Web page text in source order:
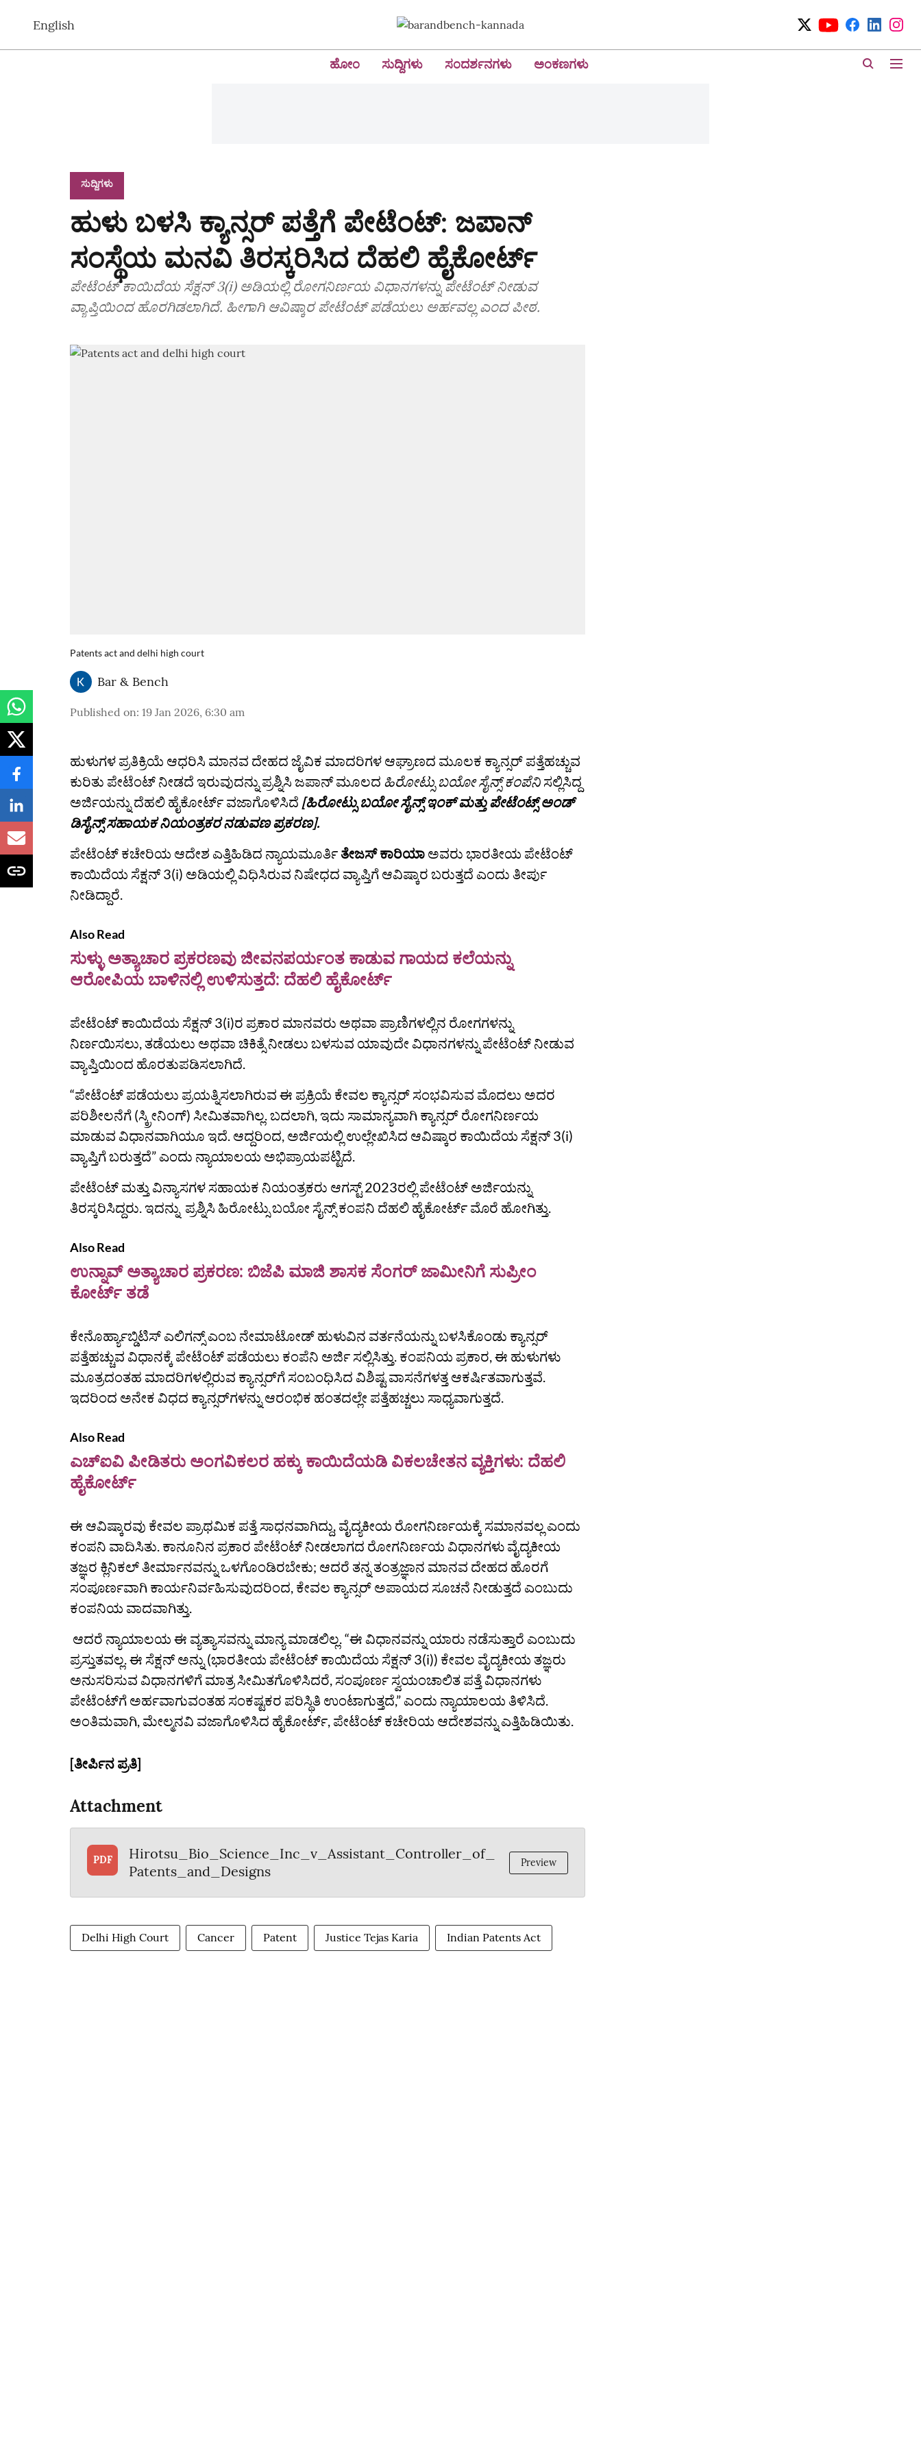
English
ಹೋಂ ಸುದ್ದಿಗಳು ಸಂದರ್ಶನಗಳು ಅಂಕಣಗಳು
ಸುದ್ದಿಗಳು
ಹುಳು ಬಳಸಿ ಕ್ಯಾನ್ಸರ್ ಪತ್ತೆಗೆ ಪೇಟೆಂಟ್: ಜಪಾನ್
ಸಂಸ್ಥೆಯ ಮನವಿ ತಿರಸ್ಕರಿಸಿದ ದೆಹಲಿ ಹೈಕೋರ್ಟ್
ಪೇಟೆಂಟ್ ಕಾಯಿದೆಯ ಸೆಕ್ಷನ್ 3(i) ಅಡಿಯಲ್ಲಿ ರೋಗನಿರ್ಣಯ ವಿಧಾನಗಳನ್ನು ಪೇಟೆಂಟ್ ನೀಡುವ
ವ್ಯಾಪ್ತಿಯಿಂದ ಹೊರಗಿಡಲಾಗಿದೆ. ಹೀಗಾಗಿ ಆವಿಷ್ಕಾರ ಪೇಟೆಂಟ್ ಪಡೆಯಲು ಅರ್ಹವಲ್ಲ ಎಂದ ಪೀಠ.
Patents act and delhi high court
Bar & Bench
Published on: 19 Jan 2026, 6:30 am
ಹುಳುಗಳ ಪ್ರತಿಕ್ರಿಯೆ ಆಧರಿಸಿ ಮಾನವ ದೇಹದ ಜೈವಿಕ ಮಾದರಿಗಳ ಆಘ್ರಾಣದ ಮೂಲಕ ಕ್ಯಾನ್ಸರ್ ಪತ್ತೆಹಚ್ಚುವ
ಕುರಿತು ಪೇಟೆಂಟ್ ನೀಡದೆ ಇರುವುದನ್ನು ಪ್ರಶ್ನಿಸಿ ಜಪಾನ್ ಮೂಲದ ಹಿರೋಟ್ಸು ಬಯೋ ಸೈನ್ಸ್ ಕಂಪೆನಿ ಸಲ್ಲಿಸಿದ್ದ
ಅರ್ಜಿಯನ್ನು ದೆಹಲಿ ಹೈಕೋರ್ಟ್‌ ವಜಾಗೊಳಿಸಿದೆ [ಹಿರೋಟ್ಸು ಬಯೋ ಸೈನ್ಸ್ ಇಂಕ್ ಮತ್ತು ಪೇಟೆಂಟ್ಸ್‌ ಅಂಡ್‌
ಡಿಸೈನ್ಸ್‌ ಸಹಾಯಕ ನಿಯಂತ್ರಕರ ನಡುವಣ ಪ್ರಕರಣ].
ಪೇಟೆಂಟ್ ಕಚೇರಿಯ ಆದೇಶ ಎತ್ತಿಹಿಡಿದ ನ್ಯಾಯಮೂರ್ತಿ ತೇಜಸ್ ಕಾರಿಯಾ ಅವರು ಭಾರತೀಯ ಪೇಟೆಂಟ್
ಕಾಯಿದೆಯ ಸೆಕ್ಷನ್ 3(i) ಅಡಿಯಲ್ಲಿ ವಿಧಿಸಿರುವ ನಿಷೇಧದ ವ್ಯಾಪ್ತಿಗೆ ಆವಿಷ್ಕಾರ ಬರುತ್ತದೆ ಎಂದು ತೀರ್ಪು
ನೀಡಿದ್ದಾರೆ.
Also Read
ಸುಳ್ಳು ಅತ್ಯಾಚಾರ ಪ್ರಕರಣವು ಜೀವನಪರ್ಯಂತ ಕಾಡುವ ಗಾಯದ ಕಲೆಯನ್ನು
ಆರೋಪಿಯ ಬಾಳಿನಲ್ಲಿ ಉಳಿಸುತ್ತದೆ: ದೆಹಲಿ ಹೈಕೋರ್ಟ್
ಪೇಟೆಂಟ್ ಕಾಯಿದೆಯ ಸೆಕ್ಷನ್ 3(i)ರ ಪ್ರಕಾರ ಮಾನವರು ಅಥವಾ ಪ್ರಾಣಿಗಳಲ್ಲಿನ ರೋಗಗಳನ್ನು
ನಿರ್ಣಯಿಸಲು, ತಡೆಯಲು ಅಥವಾ ಚಿಕಿತ್ಸೆ ನೀಡಲು ಬಳಸುವ ಯಾವುದೇ ವಿಧಾನಗಳನ್ನು ಪೇಟೆಂಟ್ ನೀಡುವ
ವ್ಯಾಪ್ತಿಯಿಂದ ಹೊರತುಪಡಿಸಲಾಗಿದೆ.
“ಪೇಟೆಂಟ್ ಪಡೆಯಲು ಪ್ರಯತ್ನಿಸಲಾಗಿರುವ ಈ ಪ್ರಕ್ರಿಯೆ ಕೇವಲ ಕ್ಯಾನ್ಸರ್ ಸಂಭವಿಸುವ ಮೊದಲು ಅದರ
ಪರಿಶೀಲನೆಗೆ (ಸ್ಕ್ರೀನಿಂಗ್) ಸೀಮಿತವಾಗಿಲ್ಲ. ಬದಲಾಗಿ, ಇದು ಸಾಮಾನ್ಯವಾಗಿ ಕ್ಯಾನ್ಸರ್ ರೋಗನಿರ್ಣಯ
ಮಾಡುವ ವಿಧಾನವಾಗಿಯೂ ಇದೆ. ಆದ್ದರಿಂದ, ಅರ್ಜಿಯಲ್ಲಿ ಉಲ್ಲೇಖಿಸಿದ ಆವಿಷ್ಕಾರ ಕಾಯಿದೆಯ ಸೆಕ್ಷನ್ 3(i)
ವ್ಯಾಪ್ತಿಗೆ ಬರುತ್ತದೆ” ಎಂದು ನ್ಯಾಯಾಲಯ ಅಭಿಪ್ರಾಯಪಟ್ಟಿದೆ.
ಪೇಟೆಂಟ್ ಮತ್ತು ವಿನ್ಯಾಸಗಳ ಸಹಾಯಕ ನಿಯಂತ್ರಕರು ಆಗಸ್ಟ್ 2023ರಲ್ಲಿ ಪೇಟೆಂಟ್ ಅರ್ಜಿಯನ್ನು
ತಿರಸ್ಕರಿಸಿದ್ದರು. ಇದನ್ನು ಪ್ರಶ್ನಿಸಿ ಹಿರೋಟ್ಸು ಬಯೋ ಸೈನ್ಸ್ ಕಂಪನಿ ದೆಹಲಿ ಹೈಕೋರ್ಟ್ ಮೊರೆ ಹೋಗಿತ್ತು.
Also Read
ಉನ್ನಾವ್ ಅತ್ಯಾಚಾರ ಪ್ರಕರಣ: ಬಿಜೆಪಿ ಮಾಜಿ ಶಾಸಕ ಸೆಂಗರ್ ಜಾಮೀನಿಗೆ ಸುಪ್ರೀಂ
ಕೋರ್ಟ್ ತಡೆ
ಕೇನೊರ್ಹ್ಯಾಬ್ಡಿಟಿಸ್ ಎಲಿಗನ್ಸ್‌ ಎಂಬ ನೇಮಾಟೋಡ್ ಹುಳುವಿನ ವರ್ತನೆಯನ್ನು ಬಳಸಿಕೊಂಡು ಕ್ಯಾನ್ಸರ್
ಪತ್ತೆಹಚ್ಚುವ ವಿಧಾನಕ್ಕೆ ಪೇಟೆಂಟ್‌ ಪಡೆಯಲು ಕಂಪೆನಿ ಅರ್ಜಿ ಸಲ್ಲಿಸಿತ್ತು. ಕಂಪನಿಯ ಪ್ರಕಾರ, ಈ ಹುಳುಗಳು
ಮೂತ್ರದಂತಹ ಮಾದರಿಗಳಲ್ಲಿರುವ ಕ್ಯಾನ್ಸರ್‌ಗೆ ಸಂಬಂಧಿಸಿದ ವಿಶಿಷ್ಟ ವಾಸನೆಗಳತ್ತ ಆಕರ್ಷಿತವಾಗುತ್ತವೆ.
ಇದರಿಂದ ಅನೇಕ ವಿಧದ ಕ್ಯಾನ್ಸರ್‌ಗಳನ್ನು ಆರಂಭಿಕ ಹಂತದಲ್ಲೇ ಪತ್ತೆಹಚ್ಚಲು ಸಾಧ್ಯವಾಗುತ್ತದೆ.
Also Read
ಎಚ್‌ಐವಿ ಪೀಡಿತರು ಅಂಗವಿಕಲರ ಹಕ್ಕು ಕಾಯಿದೆಯಡಿ ವಿಕಲಚೇತನ ವ್ಯಕ್ತಿಗಳು: ದೆಹಲಿ
ಹೈಕೋರ್ಟ್‌
ಈ ಆವಿಷ್ಕಾರವು ಕೇವಲ ಪ್ರಾಥಮಿಕ ಪತ್ತೆ ಸಾಧನವಾಗಿದ್ದು, ವೈದ್ಯಕೀಯ ರೋಗನಿರ್ಣಯಕ್ಕೆ ಸಮಾನವಲ್ಲ ಎಂದು
ಕಂಪನಿ ವಾದಿಸಿತು. ಕಾನೂನಿನ ಪ್ರಕಾರ ಪೇಟೆಂಟ್ ನೀಡಲಾಗದ ರೋಗನಿರ್ಣಯ ವಿಧಾನಗಳು ವೈದ್ಯಕೀಯ
ತಜ್ಞರ ಕ್ಲಿನಿಕಲ್ ತೀರ್ಮಾನವನ್ನು ಒಳಗೊಂಡಿರಬೇಕು; ಆದರೆ ತನ್ನ ತಂತ್ರಜ್ಞಾನ ಮಾನವ ದೇಹದ ಹೊರಗೆ
ಸಂಪೂರ್ಣವಾಗಿ ಕಾರ್ಯನಿರ್ವಹಿಸುವುದರಿಂದ, ಕೇವಲ ಕ್ಯಾನ್ಸರ್ ಅಪಾಯದ ಸೂಚನೆ ನೀಡುತ್ತದೆ ಎಂಬುದು
ಕಂಪನಿಯ ವಾದವಾಗಿತ್ತು.
ಆದರೆ ನ್ಯಾಯಾಲಯ ಈ ವ್ಯತ್ಯಾಸವನ್ನು ಮಾನ್ಯ ಮಾಡಲಿಲ್ಲ. “ಈ ವಿಧಾನವನ್ನು ಯಾರು ನಡೆಸುತ್ತಾರೆ ಎಂಬುದು
ಪ್ರಸ್ತುತವಲ್ಲ. ಈ ಸೆಕ್ಷನ್‌ ಅನ್ನು (ಭಾರತೀಯ ಪೇಟೆಂಟ್ ಕಾಯಿದೆಯ ಸೆಕ್ಷನ್ 3(i)) ಕೇವಲ ವೈದ್ಯಕೀಯ ತಜ್ಞರು
ಅನುಸರಿಸುವ ವಿಧಾನಗಳಿಗೆ ಮಾತ್ರ ಸೀಮಿತಗೊಳಿಸಿದರೆ, ಸಂಪೂರ್ಣ ಸ್ವಯಂಚಾಲಿತ ಪತ್ತೆ ವಿಧಾನಗಳು
ಪೇಟೆಂಟ್‌ಗೆ ಅರ್ಹವಾಗುವಂತಹ ಸಂಕಷ್ಟಕರ ಪರಿಸ್ಥಿತಿ ಉಂಟಾಗುತ್ತದೆ,” ಎಂದು ನ್ಯಾಯಾಲಯ ತಿಳಿಸಿದೆ.
ಅಂತಿಮವಾಗಿ, ಮೇಲ್ಮನವಿ ವಜಾಗೊಳಿಸಿದ ಹೈಕೋರ್ಟ್‌, ಪೇಟೆಂಟ್ ಕಚೇರಿಯ ಆದೇಶವನ್ನು ಎತ್ತಿಹಿಡಿಯಿತು.
[ತೀರ್ಪಿನ ಪ್ರತಿ]
Attachment
PDF
Hirotsu_Bio_Science_Inc_v_Assistant_Controller_of_
Patents_and_Designs
Preview
Delhi High Court Cancer Patent Justice Tejas Karia Indian Patents Act